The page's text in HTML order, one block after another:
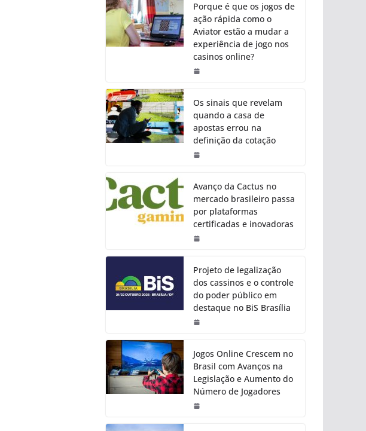
Porque é que os jogos de
ação rápida como o
Aviator estão a mudar a
experiência de jogo nos
casinos online?
Os sinais que revelam
quando a casa de
apostas errou na
definição da cotação
Avanço da Cactus no
mercado brasileiro passa
por plataformas
certificadas e inovadoras
Projeto de legalização
dos cassinos e o controle
do poder público em
destaque no BiS Brasília
Jogos Online Crescem no
Brasil com Avanços na
Legislação e Aumento do
Número de Jogadores